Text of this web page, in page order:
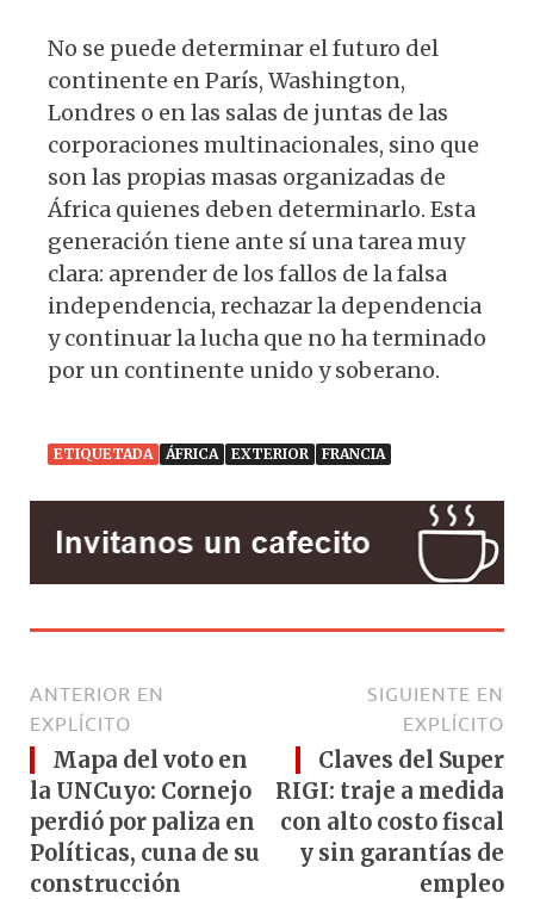
No se puede determinar el futuro del
continente en París, Washington,
Londres o en las salas de juntas de las
corporaciones multinacionales, sino que
son las propias masas organizadas de
África quienes deben determinarlo. Esta
generación tiene ante sí una tarea muy
clara: aprender de los fallos de la falsa
independencia, rechazar la dependencia
y continuar la lucha que no ha terminado
por un continente unido y soberano.
ETIQUETADA ÁFRICA EXTERIOR FRANCIA
ANTERIOR EN
EXPLÍCITO
Mapa del voto en
la UNCuyo: Cornejo
perdió por paliza en
Políticas, cuna de su
construcción
SIGUIENTE EN
EXPLÍCITO
Claves del Super
RIGI: traje a medida
con alto costo fiscal
y sin garantías de
empleo